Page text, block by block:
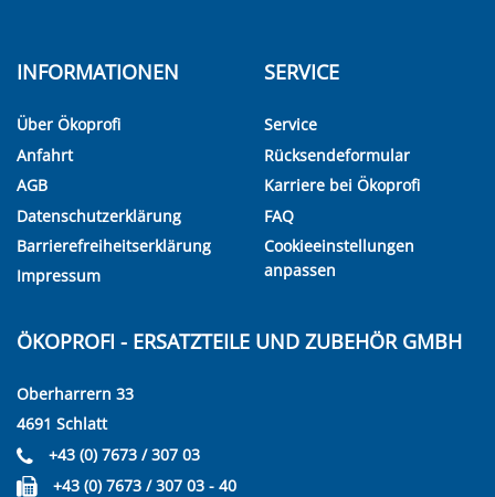
INFORMATIONEN
Über Ökoprofi
Anfahrt
AGB
Datenschutzerklärung
Barrierefreiheitserklärung
Impressum
SERVICE
Service
Rücksendeformular
Karriere bei Ökoprofi
FAQ
Cookieeinstellungen
anpassen
ÖKOPROFI - ERSATZTEILE UND ZUBEHÖR GMBH
Oberharrern 33
4691 Schlatt
+43 (0) 7673 / 307 03
+43 (0) 7673 / 307 03 - 40